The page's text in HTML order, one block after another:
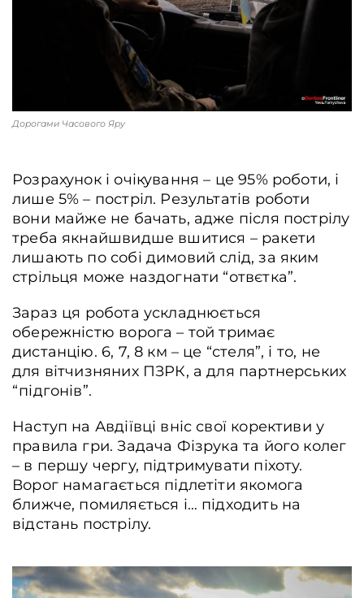
Дорогами Часового Яру
Розрахунок і очікування – це 95% роботи, і
лише 5% – постріл. Результатів роботи
вони майже не бачать, адже після пострілу
треба якнайшвидше вшитися – ракети
лишають по собі димовий слід, за яким
стрільця може наздогнати “отвєтка”.
Зараз ця робота ускладнюється
обережністю ворога – той тримає
дистанцію. 6, 7, 8 км – це “стеля”, і то, не
для вітчизняних ПЗРК, а для партнерських
“підгонів”.
Наступ на Авдіївці вніс свої корективи у
правила гри. Задача Фізрука та його колег
– в першу чергу, підтримувати піхоту.
Ворог намагається підлетіти якомога
ближче, помиляється і… підходить на
відстань пострілу.